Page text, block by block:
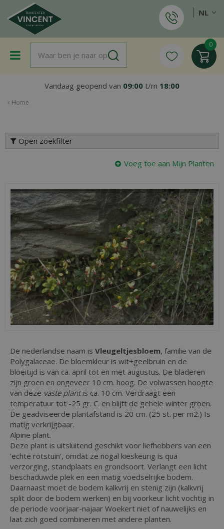
a
Home
Vandaag geopend van 09:00 t/m 18:00
NL
Open zoekfilter
Voeg toe aan Mijn Planten
De nederlandse naam is Vleugeltjesbloem, familie van de
Polygalaceae. De bloemkleur is wit+geelbruin en de
bloeitijd is van ca. april tot en met augustus. De bladeren
zijn groen en ongeveer 10 cm. hoog. De volwassen hoogte
van deze vaste plantis ca. 10 cm. Verdraagt een
temperatuur tot -25 gr. C. en blijft de gehele winter groen.
De geadviseerde plantafstand is 20 cm. (25 st. per m2.) Is
matig verkrijgbaar.
Alpine plant.
Deze plant is uitsluitend geschikt voor liefhebbers van een
'echte rotstuin', omdat ze nogal kieskeurig is qua
verzorging, standplaats en grondsoort. Verlangt een licht
beschaduwde plek en een matig voedselrijke bodem.
Daarnaast moet de bodem kalkvrij en stenig zijn (kalkvrij
split door de bodem werken) en bij voorkeur licht vochtig in
de periode voorjaar-najaar Woekert niet of nauwelijks en
laat zich goed combineren met andere planten.